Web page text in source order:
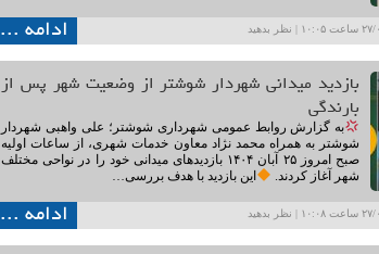
بازدید میدانی شهردار شوشتر از وضعیت شهر پس از
بارندگی‌
به گزارش روابط عمومی شهرداری شوشتر؛ علی واهبی شهردار
شوشتر به همراه محمد نژاد معاون خدمات شهری، از ساعات اولیه
صبح امروز ۲۵ آبان ۱۴۰۴ بازدیدهای میدانی خود را در نواحی مختلف
شهر آغاز کردند.
این بازدید با هدف بررسی…
نظر بدهید ادامه ...
نظر بدهید ادامه ...